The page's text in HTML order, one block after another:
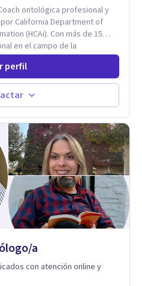
ontológica profesional y
California Department of
(HCAi). Con más de 15
en el campo de la
estratégico; bilingüe
holístico, integrativo
perfil
a
con atención online y